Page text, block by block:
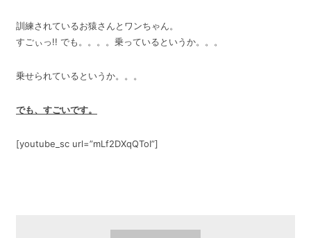
訓練されているお猿さんとワンちゃん。
すごぃっ!! でも。。。。乗っているというか。。。
乗せられているというか。。。
でも、すごいです。
[youtube_sc url=”mLf2DXqQToI”]